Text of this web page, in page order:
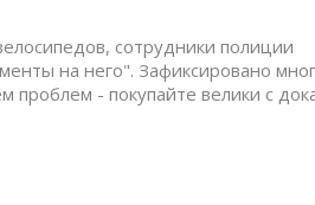
сотрудники полиции
на него". Зафиксировано
проблем - покупайте велики с